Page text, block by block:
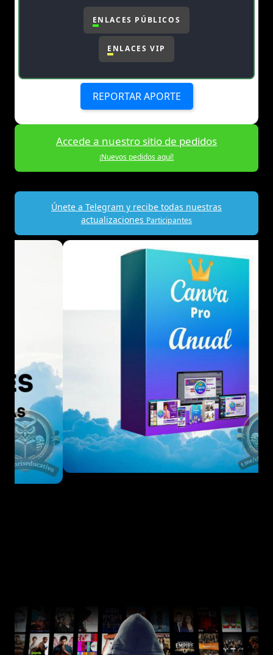
ENLACES PÚBLICOS
ENLACES VIP
REPORTAR APORTE
Accede a nuestro sitio de pedidos
¡Nuevos pedidos aquí!
Únete a Telegram y recibe todas nuestras
actualizaciones Participantes